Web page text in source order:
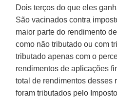
Dois terços do que eles
São vacinados contra
maior parte do rendimento
como não tributado ou com
tributado apenas com o
rendimentos de aplicações
total de rendimentos desses
foram tributados pelo